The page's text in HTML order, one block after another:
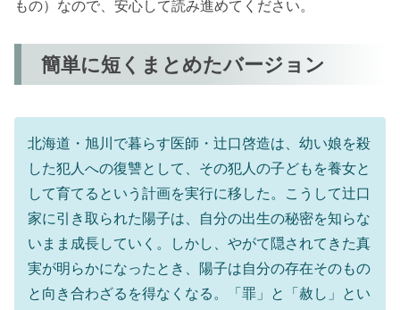
もの）なので、安心して読み進めてください。
簡単に短くまとめたバージョン
北海道・旭川で暮らす医師・辻口啓造は、幼い娘を殺
した犯人への復讐として、その犯人の子どもを養女と
して育てるという計画を実行に移した。こうして辻口
家に引き取られた陽子は、自分の出生の秘密を知らな
いまま成長していく。しかし、やがて隠されてきた真
実が明らかになったとき、陽子は自分の存在そのもの
と向き合わざるを得なくなる。「罪」と「赦し」とい